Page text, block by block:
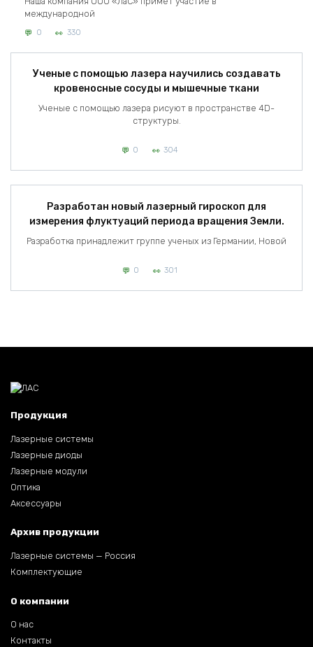
международной
0 330
Ученые с помощью лазера научились создавать
кровеносные сосуды и мышечные ткани
Ученые с помощью лазера рисуют в пространстве 4D-
структуры.
0 304
Разработан новый лазерный гироскоп для
измерения флуктуаций периода вращения Земли.
Разработка принадлежит группе ученых из Германии, Новой
0 301
Продукция
Лазерные системы
Лазерные диоды
Лазерные модули
Оптика
Аксессуары
Архив продукции
Лазерные системы — Россия
Комплектующие
О компании
О нас
Контакты